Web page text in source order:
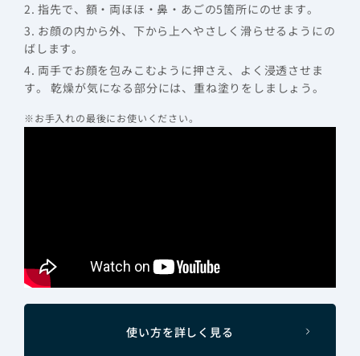
2. 指先で、額・両ほほ・鼻・あごの5箇所にのせます。
3. お顔の内から外、下から上へやさしく滑らせるようにの
ばします。
4. 両手でお顔を包みこむように押さえ、よく浸透させま
す。 乾燥が気になる部分には、重ね塗りをしましょう。
※お手入れの最後にお使いください。
使い方を詳しく見る